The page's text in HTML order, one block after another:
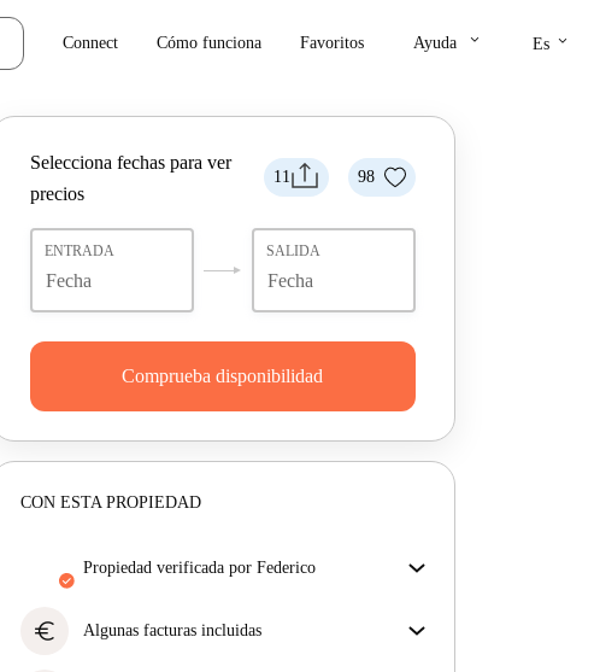
Connect Cómo funciona Favoritos Ayuda keyboard_arrow_down Es keyboard_arrow_down
11 98
Selecciona fechas para ver
precios
ENTRADA SALIDA
Comprueba disponibilidad
CON ESTA PROPIEDAD
propiedad verificada por Federico
asegurar que obtienes exactamente lo que ves en el
euro Algunas facturas incluidas